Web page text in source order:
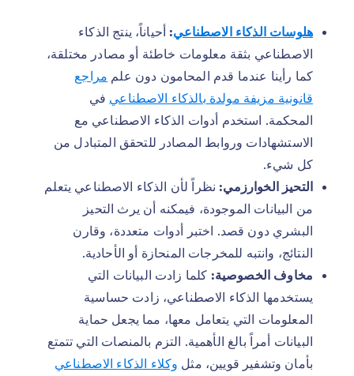
هلوسات الذكاء الاصطناعي: أحياناً، ينتج الذكاء
الاصطناعي بثقة معلومات خاطئة أو مصادر مختلقة،
كما رأينا عندما قدم المحامون دون علم مراجع
قانونية مزيفة مولدة بالذكاء الاصطناعي في
المحكمة. استخدم أدوات الذكاء الاصطناعي مع
الاستشهادات وروابط المصادر للتحقق المتبادل من
كل شيء.
التحيز الخوارزمي: نظراً لأن الذكاء الاصطناعي يتعلم
من البيانات الموجودة، فيمكنه أن يرث التحيز
البشري دون قصد. اختبر أدوات متعددة، وقارن
النتائج، وانتبه للمخرجات المنحازة أو الأحادية.
مخاوف الخصوصية: كلما زادت البيانات التي
يستخدمها الذكاء الاصطناعي، زادت حساسية
المعلومات التي يتعامل معها، مما يجعل حماية
البيانات أمراً بالغ الأهمية. التزم بالمنصات التي تتمتع
بأمان وتشفير قويين، مثل وكلاء الذكاء الاصطناعي